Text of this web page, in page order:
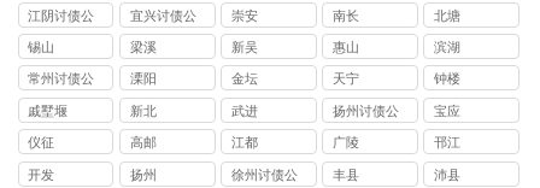
司
江阴讨债公
司
宜兴讨债公
司
崇安 南长 北塘
锡山 梁溪 新吴 惠山 滨湖
常州讨债公
司
溧阳 金坛 天宁 钟楼
戚墅堰 新北 武进
扬州讨债公
司
宝应
仪征 高邮 江都 广陵 邗江
开发 扬州
徐州讨债公
丰县 沛县